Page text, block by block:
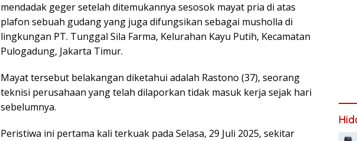
mendadak geger setelah ditemukannya sesosok mayat pria di atas
plafon sebuah gudang yang juga difungsikan sebagai musholla di
lingkungan PT. Tunggal Sila Farma, Kelurahan Kayu Putih, Kecamatan
Pulogadung, Jakarta Timur.
Mayat tersebut belakangan diketahui adalah Rastono (37), seorang
teknisi perusahaan yang telah dilaporkan tidak masuk kerja sejak hari
sebelumnya.
Peristiwa ini pertama kali terkuak pada Selasa, 29 Juli 2025, sekitar